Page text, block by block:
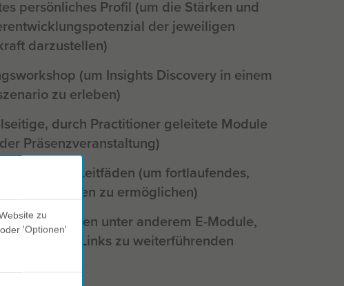
persönliches Profil (um die Stärken und
der jeweiligen
darzustellen)
(um Insights Discovery in einem
zu erleben)
durch Practitioner geleitete Module
Präsenzveranstaltung)
Leitfäden (um fortlaufendes,
Lernen zu ermöglichen)
umfassen unter anderem E-Module,
und Links zu weiterführenden
zu
'Optionen'